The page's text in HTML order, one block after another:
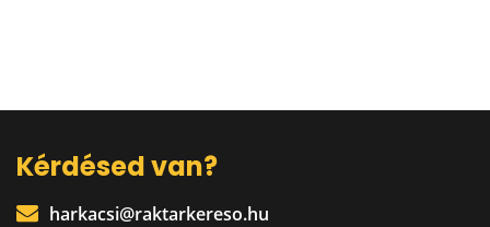
Kérdésed van?
harkacsi@raktarkereso.hu